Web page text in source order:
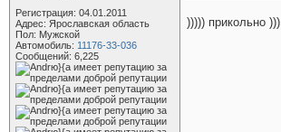
Регистрация: 04.01.2011
Адрес: Ярославская область
Пол: Мужской
Автомобиль: 11176-33-036
Сообщений: 6,225
))))) прикольно )))